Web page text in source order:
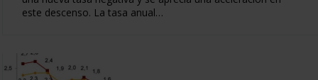
este descenso. La tasa anual…